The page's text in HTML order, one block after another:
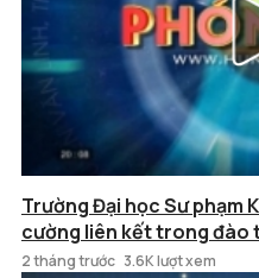
Trường Đại học Sư phạm
cường liên kết trong đào
2 tháng trước 3.6K lượt xem